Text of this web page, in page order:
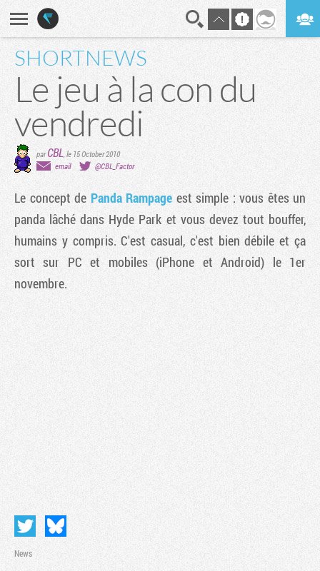
SHORTNEWS
Le jeu à la con du
vendredi
parCBL le 15 October 2010
email
@CBL_Factor
Le concept de Panda Rampage est simple : vous êtes un
panda lâché dans Hyde Park et vous devez tout bouffer,
humains y compris. C'est casual, c'est bien débile et ça
sort sur PC et mobiles (iPhone et Android) le 1er
novembre.
News